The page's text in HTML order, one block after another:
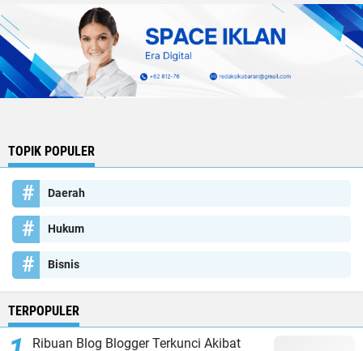
TOPIK POPULER
Daerah
Hukum
Bisnis
TERPOPULER
Ribuan Blog Blogger Terkunci Akibat